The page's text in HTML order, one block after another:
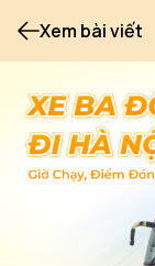
Xem bài viết